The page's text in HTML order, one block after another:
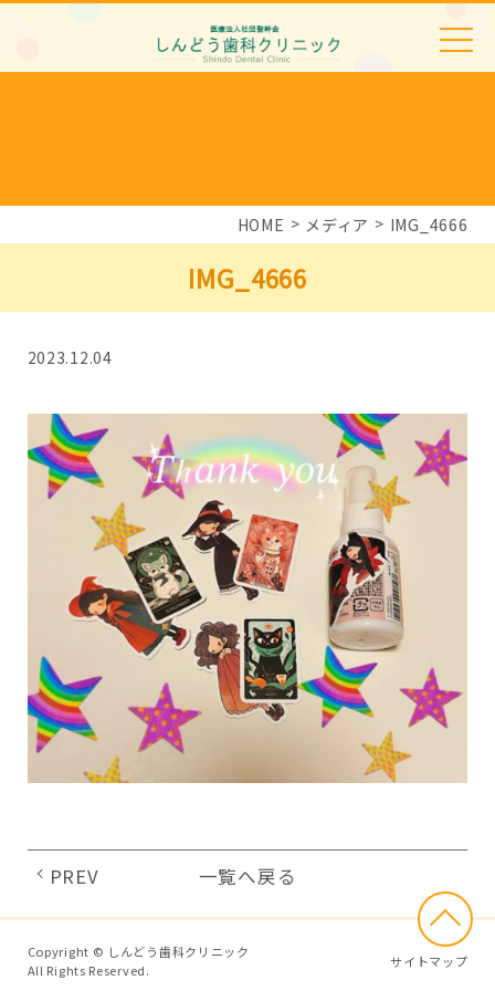
HOME メディア IMG_4666
IMG_4666
2023.12.04
PREV 一覧へ戻る
Copyright © しんどう歯科クリニック
All Rights Reserved.
サイトマップ